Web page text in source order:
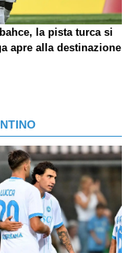
la pista turca si
apre alla destinazione